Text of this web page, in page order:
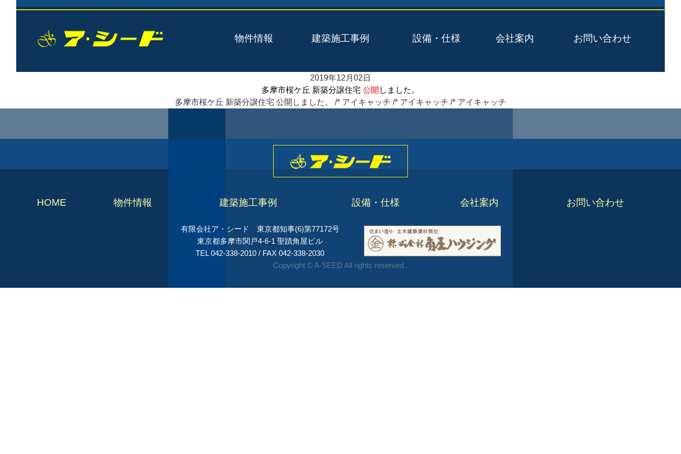
物件情報 建築施工事例 設備・仕様 会社案内 お問い合わせ
2019年12月02日
多摩市桜ケ丘 新築分譲住宅 公開 しました。
多摩市桜ケ丘 新築分譲住宅 公開しました。 /* アイキャッチ /* アイキャッチ /* アイキャッチ
HOME 物件情報 建築施工事例 設備・仕様 会社案内 お問い合わせ
有限会社ア・シード 東京都知事(6)第77172号
東京都多摩市関戸4-6-1 聖蹟角屋ビル
TEL 042-338-2010 / FAX 042-338-2030
Copyright © A-SEED All rights reserved..